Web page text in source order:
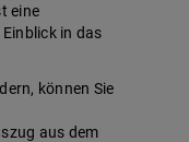
eine
in das
können Sie
aus dem